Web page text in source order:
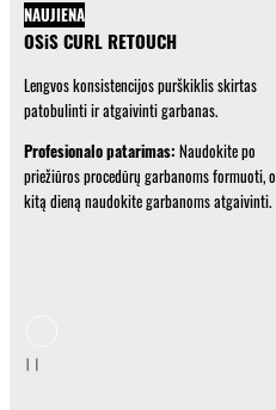
NAUJIENA
OSiS CURL RETOUCH
Lengvos konsistencijos purškiklis skirtas
patobulinti ir atgaivinti garbanas.
Profesionalo patarimas: Naudokite po
priežiūros procedūrų garbanoms formuoti, o
kitą dieną naudokite garbanoms atgaivinti.